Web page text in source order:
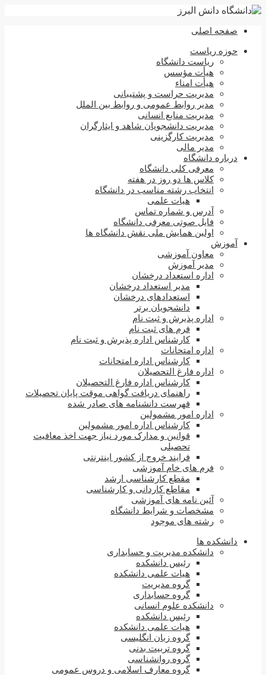
صفحه اصلی
حوزه ریاست
ریاست دانشگاه
هیأت مؤسس
هیأت امناء
مدیریت حراست و پشتیبانی
مدیر روابط عمومی و روابط بین الملل
مدیریت منابع انسانی
مدیریت دانشجویان شاهد و ایثارگران
مدیریت کارگزینی
مدیر مالی
درباره دانشگاه
معرفی کلی دانشگاه
کلاس ها دو روز در هفته
انتخاب رشته مناسب در دانشگاه
هیات علمی
آدرس و شماره تماس
فایل صوتی معرفی دانشگاه
اولین همایش ملی نقش دانشگاه ها
آموزش
معاون آموزشی
مدیر آموزش
اداره استعداد درخشان
مدیر استعداد درخشان
استعدادهای درخشان
دانشجویان برتر
اداره پذیرش و ثبت نام
فرم های ثبت نام
کارشناس اداره پذیرش و ثبت نام
اداره امتحانات
کارشناس اداره امتحانات
اداره فارغ التحصیلان
کارشناس اداره فارغ التحصیلان
راهنمای دریافت گواهی موقت پایان تحصیلات
فهرست دانشنامه های صادر شده
اداره امور مشمولین
کارشناس اداره امور مشمولین
قوانین و مدارک مورد نیاز جهت اخذ معافیت
تحصیلی
فرایند خروج از کشور اینترنتی
فرم های خام آموزشی
مقطع کارشناسی ارشد
مقاطع کاردانی و کارشناسی
آئین نامه های آموزشی
مشخصات و شرایط دانشگاه
رشته های موجود
دانشکده ها
دانشکده مدیریت و حسابداری
رئیس دانشکده
هیات علمی دانشکده
گروه مدیریت
گروه حسابداری
دانشکده علوم انسانی
رئیس دانشکده
هیات علمی دانشکده
گروه زبان انگلیسی
گروه تربیت بدنی
گروه روانشناسی
گروه معارف اسلامی و دروس عمومی